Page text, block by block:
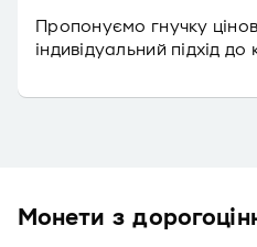
Пропонуємо гнучку
індивідуальний підхід
Монети з